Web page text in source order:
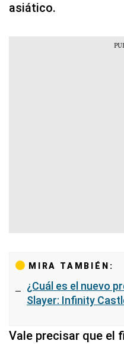
asiático.
MIRA TAMBIÉN:
¿Cuál es el nuevo
Slayer: Infinity
Vale precisar que el